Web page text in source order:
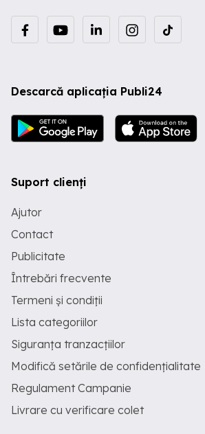
Descarcă aplicația Publi24
Suport clienți
Ajutor
Contact
Publicitate
Întrebări frecvente
Termeni și condiții
Lista categoriilor
Siguranța tranzacțiilor
Modifică setările de confidențialitate
Regulament Campanie
Livrare cu verificare colet